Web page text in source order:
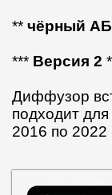
** чёрный
*** Версия 2
Диффузор
подходит
2016 по 2022